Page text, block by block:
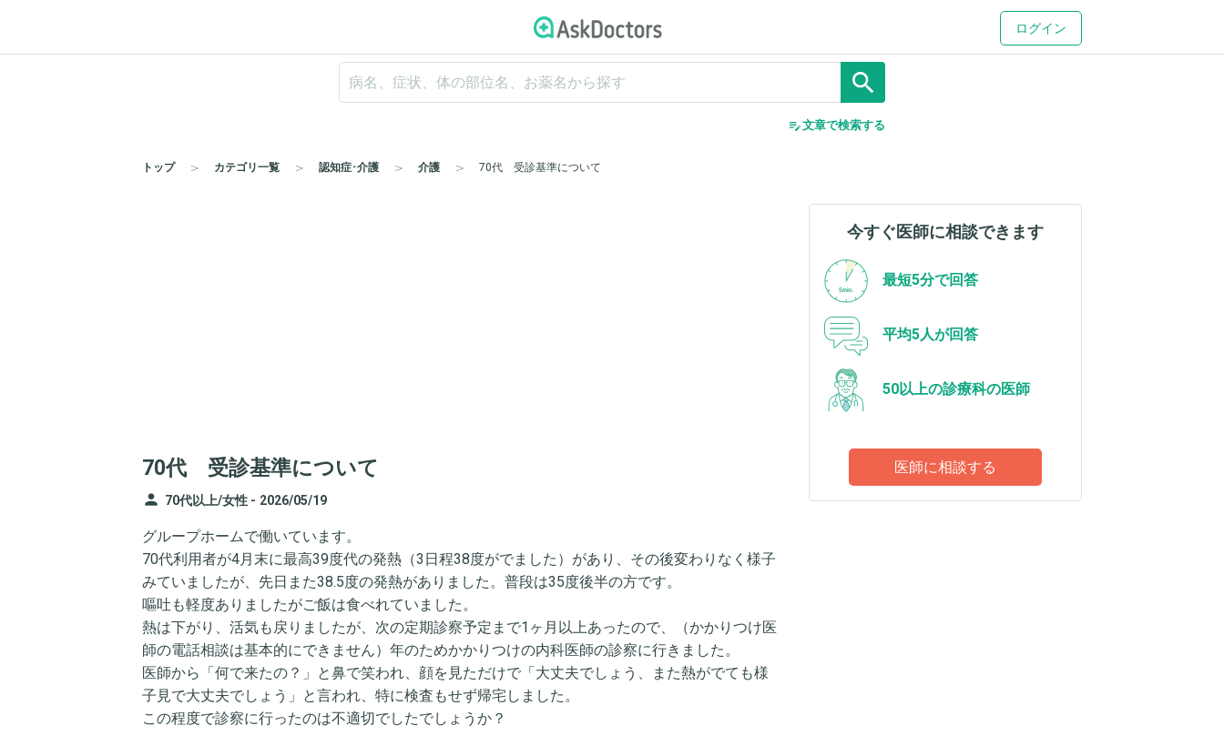
ログイン
search
edit_note文章で検索する
トップ カテゴリ一覧 認知症･介護 介護 70代 受診基準について
70代 受診基準について
person 70代以上/女性 - 2026/05/19
グループホームで働いています。
70代利用者が4月末に最高39度代の発熱（3日程38度がでました）があり、その後変わりなく様子
みていましたが、先日また38.5度の発熱がありました。普段は35度後半の方です。
嘔吐も軽度ありましたがご飯は食べれていました。
熱は下がり、活気も戻りましたが、次の定期診察予定まで1ヶ月以上あったので、（かかりつけ医
師の電話相談は基本的にできません）年のためかかりつけの内科医師の診察に行きました。
医師から「何で来たの？」と鼻で笑われ、顔を見ただけで「大丈夫でしょう、また熱がでても様
子見で大丈夫でしょう」と言われ、特に検査もせず帰宅しました。
この程度で診察に行ったのは不適切でしたでしょうか？
今すぐ医師に相談できます
最短5分で回答
平均5人が回答
50以上の診療科の医師
医師に相談する